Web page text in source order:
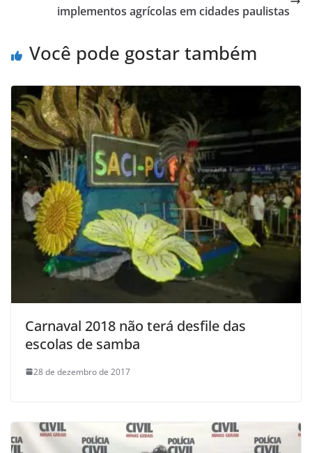
implementos agrícolas em cidades paulistas
Você pode gostar também
Carnaval 2018 não terá desfile das
escolas de samba
28 de dezembro de 2017